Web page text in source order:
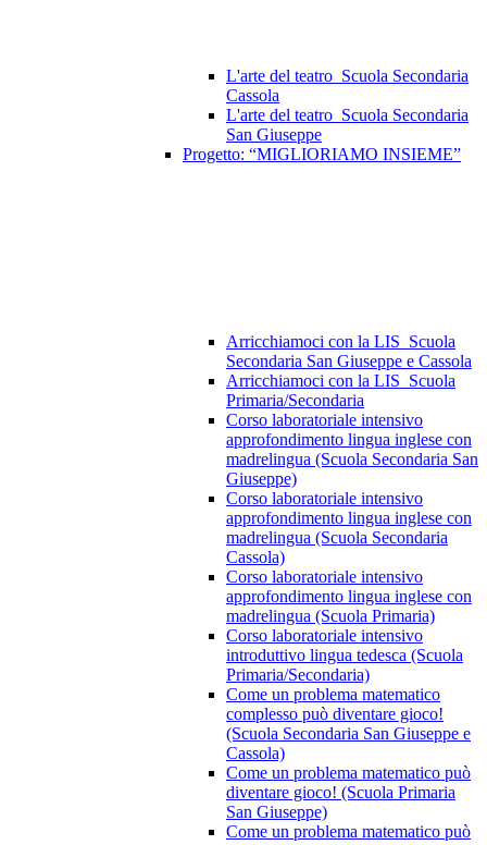
L'arte del teatro_Scuola Secondaria
Cassola
L'arte del teatro_Scuola Secondaria
San Giuseppe
Progetto: “MIGLIORIAMO INSIEME”
Arricchiamoci con la LIS_Scuola
Secondaria San Giuseppe e Cassola
Arricchiamoci con la LIS_Scuola
Primaria/Secondaria
Corso laboratoriale intensivo
approfondimento lingua inglese con
madrelingua (Scuola Secondaria San
Giuseppe)
Corso laboratoriale intensivo
approfondimento lingua inglese con
madrelingua (Scuola Secondaria
Cassola)
Corso laboratoriale intensivo
approfondimento lingua inglese con
madrelingua (Scuola Primaria)
Corso laboratoriale intensivo
introduttivo lingua tedesca (Scuola
Primaria/Secondaria)
Come un problema matematico
complesso può diventare gioco!
(Scuola Secondaria San Giuseppe e
Cassola)
Come un problema matematico può
diventare gioco! (Scuola Primaria
San Giuseppe)
Come un problema matematico può